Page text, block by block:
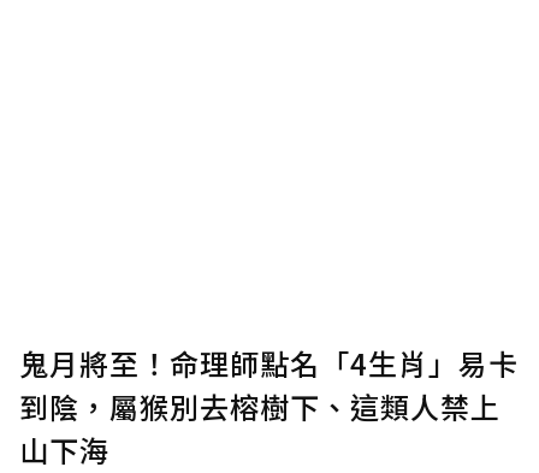
鬼月將至！命理師點名「4生肖」易卡
到陰，屬猴別去榕樹下、這類人禁上
山下海